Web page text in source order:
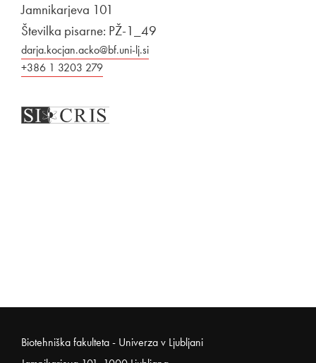
Jamnikarjeva 101
Številka pisarne: PŽ-1_49
darja.kocjan.acko@bf.uni-lj.si
+386 1 3203 279
Noga strani
Biotehniška fakulteta - Univerza v Ljubljani